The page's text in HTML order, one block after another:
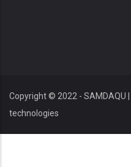
Copyright © 2022 - SAMDAQU
technologies